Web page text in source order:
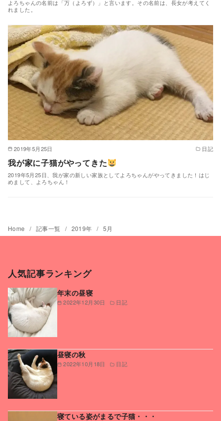
よろちゃんの名前は「万（よろず）」と言います。その名前は、長女が考えてく
れました。
2019年5月25日 日記
我が家に子猫がやってきた
2019年5月25日、我が家の新しい家族としてよろちゃんがやってきました！はじ
めまして、よろちゃん！
Home 記事一覧 2019年 5月
人気記事ランキング
2022年12月30日 日記
年末の昼寝
2022年10月18日 日記
昼寝の秋
寝ている姿がまるで子猫・・・